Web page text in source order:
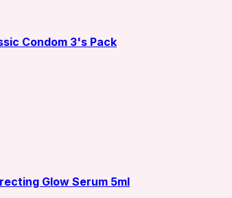
Condom 3's Pack
Glow Serum 5ml